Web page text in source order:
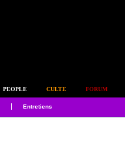
PEOPLE CULTE FORUM
Entretiens